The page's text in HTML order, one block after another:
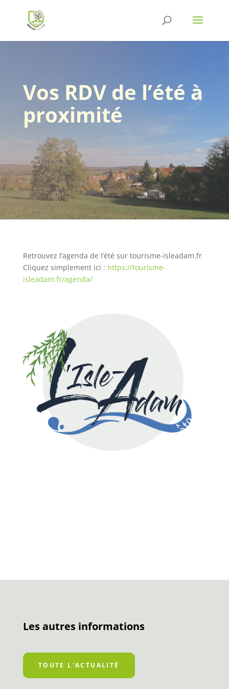
Vos RDV de l’été à
proximité
Retrouvez l’agenda de l’été sur tourisme-isleadam.fr
Cliquez simplement ici : https://tourisme-
isleadam.fr/agenda/
Les autres informations
TOUTE L'ACTUALITÉ